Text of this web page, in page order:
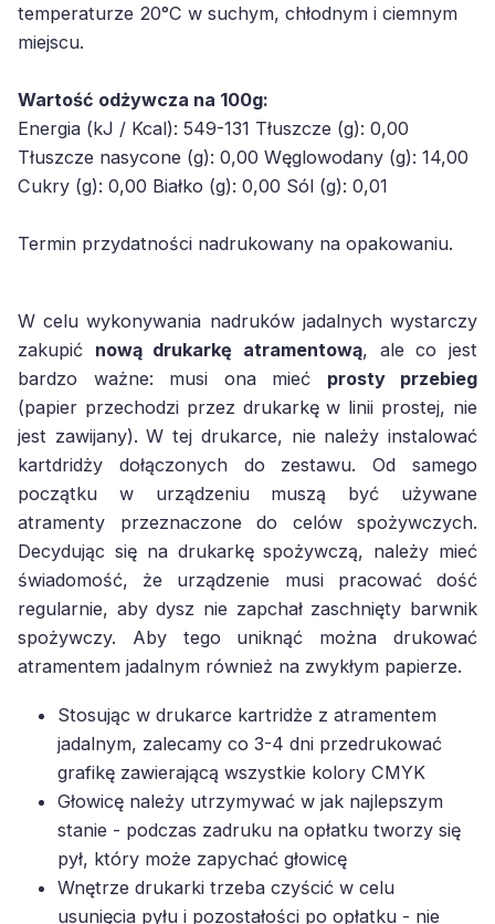
temperaturze 20°C w suchym, chłodnym i ciemnym
miejscu.
Wartość odżywcza na 100g:
Energia (kJ / Kcal): 549-131 Tłuszcze (g): 0,00
Tłuszcze nasycone (g): 0,00 Węglowodany (g): 14,00
Cukry (g): 0,00 Białko (g): 0,00 Sól (g): 0,01
Termin przydatności nadrukowany na opakowaniu.
W celu wykonywania nadruków jadalnych wystarczy
zakupić nową drukarkę atramentową, ale co jest
bardzo ważne: musi ona mieć prosty przebieg
(papier przechodzi przez drukarkę w linii prostej, nie
jest zawijany). W tej drukarce, nie należy instalować
kartdridży dołączonych do zestawu. Od samego
początku w urządzeniu muszą być używane
atramenty przeznaczone do celów spożywczych.
Decydując się na drukarkę spożywczą, należy mieć
świadomość, że urządzenie musi pracować dość
regularnie, aby dysz nie zapchał zaschnięty barwnik
spożywczy. Aby tego uniknąć można drukować
atramentem jadalnym również na zwykłym papierze.
Stosując w drukarce kartridże z atramentem
jadalnym, zalecamy co 3-4 dni przedrukować
grafikę zawierającą wszystkie kolory CMYK
Głowicę należy utrzymywać w jak najlepszym
stanie - podczas zadruku na opłatku tworzy się
pył, który może zapychać głowicę
Wnętrze drukarki trzeba czyścić w celu
usunięcia pyłu i pozostałości po opłatku - nie